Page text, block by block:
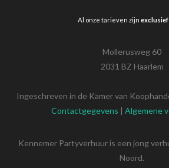
Al onze tarieven zijn
Mollerusweg 60
2031 BZ Haarlem
Ingeschreven in de Kamer van
Contactgegevens | Algemene
Kennemer Partyverhuur is een jong
Noord.